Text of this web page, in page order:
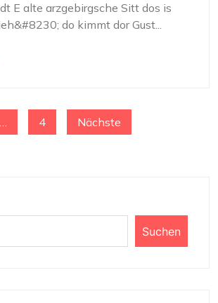
E alte arzgebirgsche Sitt dos is
do kimmt dor Gust...
… 4 Nächste
Suchen